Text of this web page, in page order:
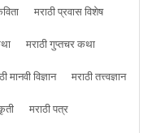
मराठी प्रवास विशेष
मराठी गुप्तचर कथा
मानवी विज्ञान
मराठी तत्त्वज्ञान
मराठी पत्र